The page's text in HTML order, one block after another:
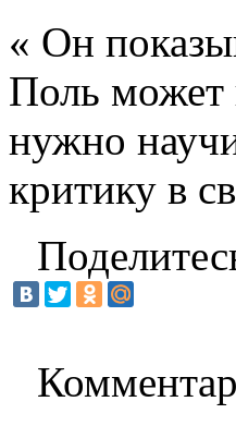
« Он
Поль может
нужно
критику в